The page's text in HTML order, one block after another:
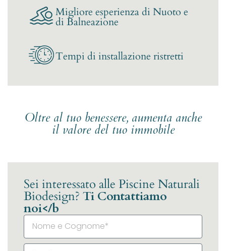
Migliore esperienza di Nuoto e
di Balneazione
Tempi di installazione ristretti
Oltre al tuo benessere, aumenta anche
il valore del tuo immobile
Sei interessato alle Piscine Naturali
Biodesign? Ti Contattiamo
noi</b